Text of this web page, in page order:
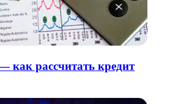
рассчитать кредит